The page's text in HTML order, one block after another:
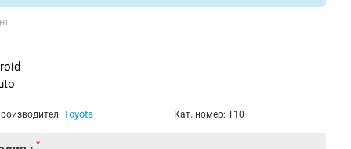
Toyota Кат. номер: T10